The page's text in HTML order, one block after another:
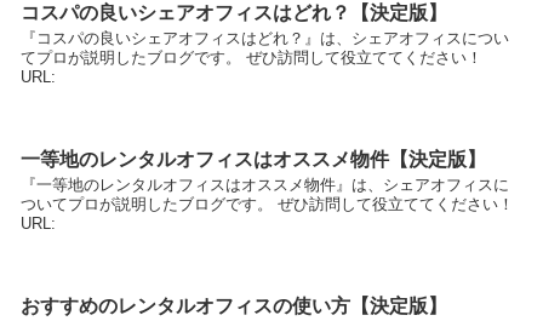
コスパの良いシェアオフィスはどれ？【決定版】
『コスパの良いシェアオフィスはどれ？』は、シェアオフィスについ
てプロが説明したブログです。 ぜひ訪問して役立ててください！
URL:
一等地のレンタルオフィスはオススメ物件【決定版】
『一等地のレンタルオフィスはオススメ物件』は、シェアオフィスに
ついてプロが説明したブログです。 ぜひ訪問して役立ててください！
URL:
おすすめのレンタルオフィスの使い方【決定版】